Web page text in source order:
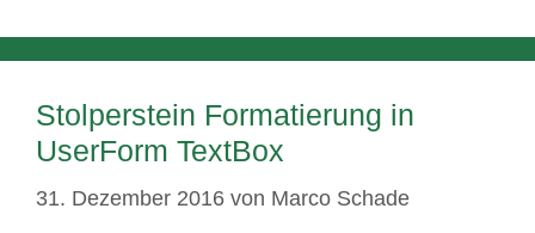
Stolperstein Formatierung in
UserForm TextBox
31. Dezember 2016 von Marco Schade